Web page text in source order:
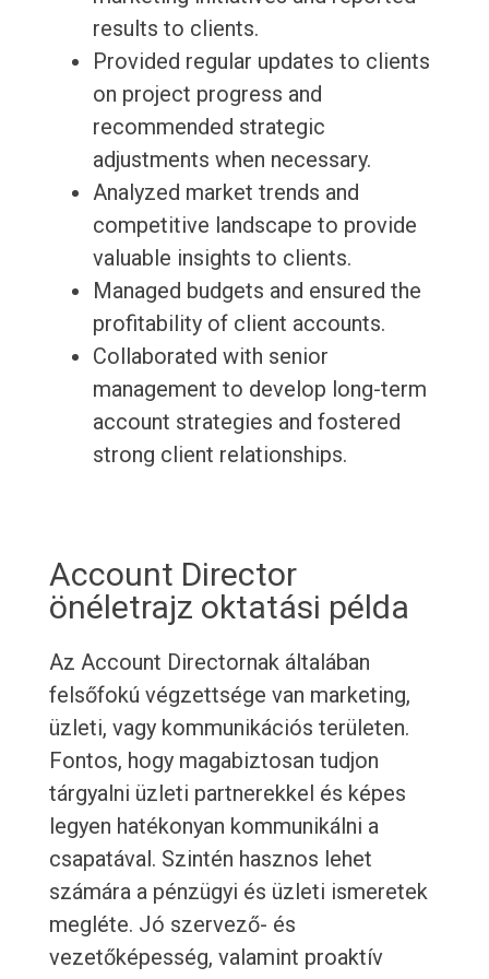
results to clients.
Provided regular updates to clients
on project progress and
recommended strategic
adjustments when necessary.
Analyzed market trends and
competitive landscape to provide
valuable insights to clients.
Managed budgets and ensured the
profitability of client accounts.
Collaborated with senior
management to develop long-term
account strategies and fostered
strong client relationships.
Account Director
önéletrajz oktatási példa
Az Account Directornak általában
felsőfokú végzettsége van marketing,
üzleti, vagy kommunikációs területen.
Fontos, hogy magabiztosan tudjon
tárgyalni üzleti partnerekkel és képes
legyen hatékonyan kommunikálni a
csapatával. Szintén hasznos lehet
számára a pénzügyi és üzleti ismeretek
megléte. Jó szervező- és
vezetőképesség, valamint proaktív